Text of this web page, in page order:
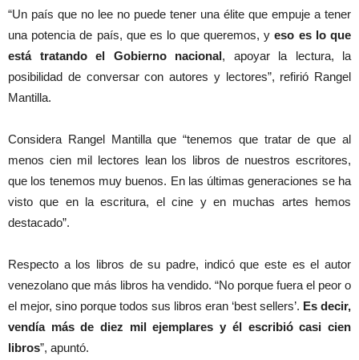
“Un país que no lee no puede tener una élite que empuje a tener
una potencia de país, que es lo que queremos, yeso es lo que
está tratando el Gobierno nacional, apoyar la lectura, la
posibilidad de conversar con autores y lectores”, refirió Rangel
Mantilla.
Considera Rangel Mantilla que “tenemos que tratar de que al
menos cien mil lectores lean los libros de nuestros escritores,
que los tenemos muy buenos. En las últimas generaciones se ha
visto que en la escritura, el cine y en muchas artes hemos
destacado”.
Respecto a los libros de su padre, indicó que este es el autor
venezolano que más libros ha vendido. “No porque fuera el peor o
el mejor, sino porque todos sus libros eran ‘best sellers’. Es decir,
vendía más de diez mil ejemplares y él escribió casi cien
libros”, apuntó.